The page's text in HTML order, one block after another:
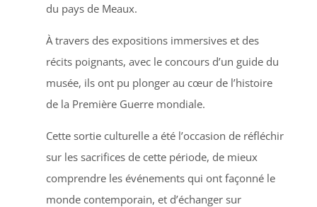
du pays de Meaux.
À travers des expositions immersives et des
récits poignants, avec le concours d’un guide du
musée, ils ont pu plonger au cœur de l’histoire
de la Première Guerre mondiale.
Cette sortie culturelle a été l’occasion de réfléchir
sur les sacrifices de cette période, de mieux
comprendre les événements qui ont façonné le
monde contemporain, et d’échanger sur